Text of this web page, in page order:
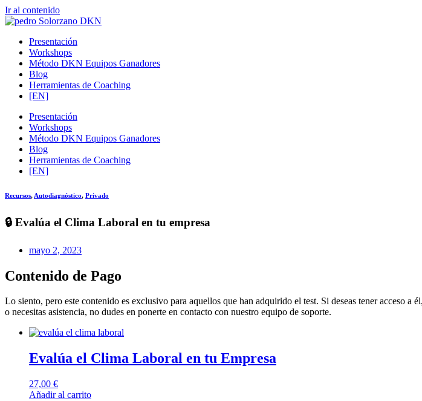
Ir al contenido
Presentación
Workshops
Método DKN Equipos Ganadores
Blog
Herramientas de Coaching
[EN]
Presentación
Workshops
Método DKN Equipos Ganadores
Blog
Herramientas de Coaching
[EN]
Recursos, Autodiagnóstico, Privado
🔒 Evalúa el Clima Laboral en tu empresa
mayo 2, 2023
Contenido de Pago
Lo siento, pero este contenido es exclusivo para aquellos que han adquirido el test. Si deseas tener acceso
o necesitas asistencia, no dudes en ponerte en contacto con nuestro equipo de soporte.
Evalúa el Clima Laboral en tu Empresa
27,00 €
Añadir al carrito